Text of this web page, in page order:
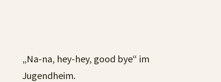
„Na-na, hey-hey, good bye“ im
Jugendheim.